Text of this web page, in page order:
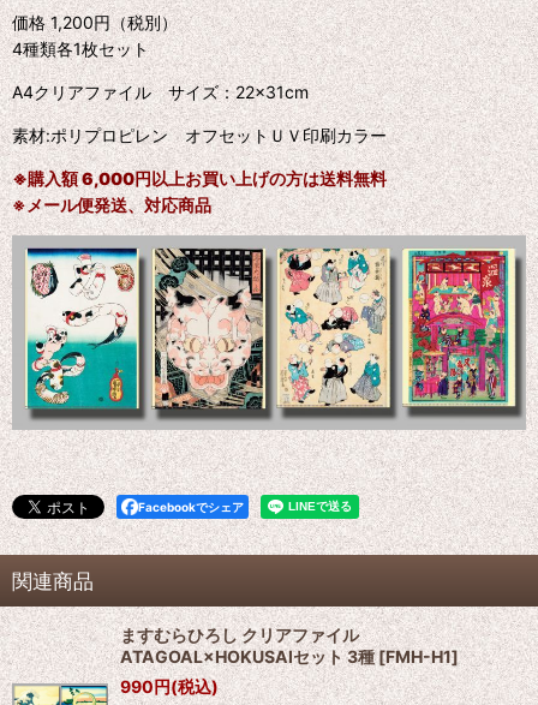
価格1,200円（税別）
4種類各1枚セット
A4クリアファイル サイズ：22×31cm
素材:ポリプロピレン オフセットＵＶ印刷カラー
※購入額 6,000円以上お買い上げの方は送料無料
※メール便発送、対応商品
Facebookでシェア
関連商品
ますむらひろし クリアファイル
ATAGOAL×HOKUSAIセット 3種 [FMH-H1]
990円(税込)